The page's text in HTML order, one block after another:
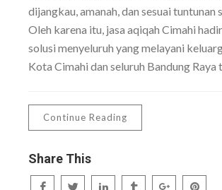
dijangkau, amanah, dan sesuai tuntunan
Oleh karena itu, jasa aqiqah Cimahi
solusi menyeluruh yang melayani
Kota Cimahi dan seluruh Bandung Raya
Continue Reading
Share This